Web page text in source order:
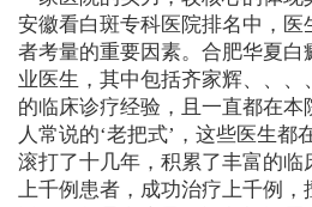
安徽看白斑专科医院排名中，医
者考量的重要因素。合肥华夏
业医生，其中包括齐家辉、、
的临床诊疗经验，且一直都在
人常说的‘老把式’，这些医生都
滚打了十几年，积累了丰富的临
上千例患者，成功治疗上千例